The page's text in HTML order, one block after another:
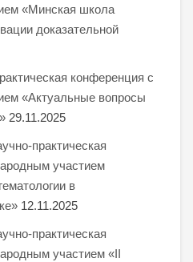
«Минская школа
доказательной
конференция с
«Актуальные вопросы
29.11.2025
практическая
участием
в
12.11.2025
практическая
участием «II